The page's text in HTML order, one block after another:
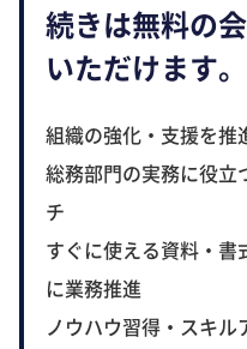
続きは無料の
いただけます。
組織の強化・支援を推
総務部門の実務に役立
チ
すぐに使える資料・書
に業務推進
ノウハウ習得・スキ